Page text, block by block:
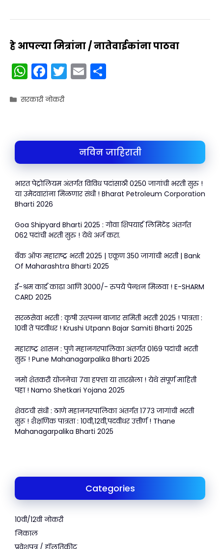
हे आपल्या मित्रांना / नातेवाईकांना पाठवा
W
h
a
p
F
a
c
o
k
T
w
E
m
Categories
सरकारी नोकरी
नविन जाहिराती
भारत पेट्रोलियम अंतर्गत विविध पदांसाठी 0250 जागांची भरती सुरु !
या उमेदवारांना मिळणार संधी ! Bharat Petroleum Corporation
Bharti 2026
Goa Shipyard Bharti 2025 : गोवा शिपयार्ड लिमिटेड अंतर्गत
062 पदांची भरती सुरु ! येथे अर्ज करा.
बँक ऑफ महाराष्ट्र भरती 2025 | एकूण 350 जागांची भरती | Bank
Of Maharashtra Bharti 2025
ई-श्रम कार्ड काढा आणि 3000/- रुपये पेन्शन मिळवा ! E-SHARM
CARD 2025
सरळसेवा भरती : कृषी उत्त्पन्न बाजार समिती भरती 2025 ! पात्रता :
10वी ते पदवीधर ! Krushi Utpann Bajar Samiti Bharti 2025
महाराष्ट्र शासन : पुणे महानगरपालिका अंतर्गत 0169 पदांची भरती
सुरु ! Pune Mahanagarpalika Bharti 2025
नमो शेतकरी योजनेचा 7वा हफ्ता या तारखेला ! येथे संपूर्ण माहिती
पहा ! Namo Shetkari Yojana 2025
शेवटची संधी : ठाणे महानगरपालिका अंतर्गत 1773 जागांची भरती
सुरू ! शैक्षणिक पात्रता : 10वी,12वी,पदवीधर उत्तीर्ण ! Thane
Mahanagarpalika Bharti 2025
Categories
10वी/12वी नोकरी
निकाल
प्रवेशपत्र / हॉलतिकीट